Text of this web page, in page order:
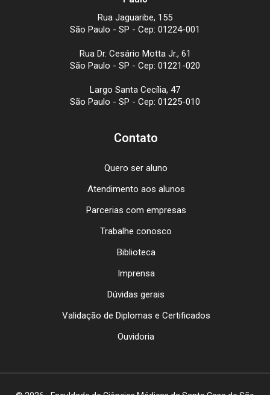
Rua Jaguaribe, 155
São Paulo - SP - Cep: 01224-001
Rua Dr. Cesário Motta Jr., 61
São Paulo - SP - Cep: 01221-020
Largo Santa Cecília, 47
São Paulo - SP - Cep: 01225-010
Contato
Quero ser aluno
Atendimento aos alunos
Parcerias com empresas
Trabalhe conosco
Biblioteca
Imprensa
Dúvidas gerais
Validação de Diplomas e Certificados
Ouvidoria